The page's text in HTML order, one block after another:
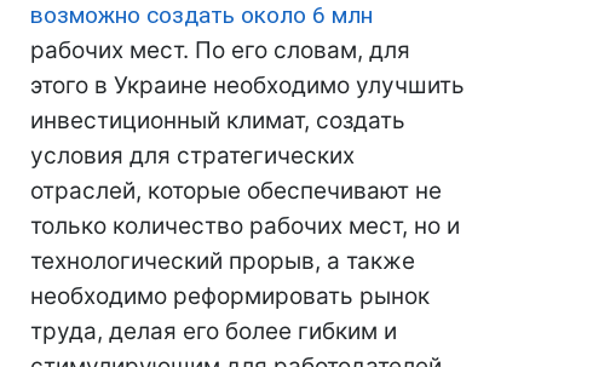
возможно создать около 6 млн
рабочих мест. По его словам, для
этого в Украине необходимо улучшить
инвестиционный климат, создать
условия для стратегических
отраслей, которые обеспечивают не
только количество рабочих мест, но и
технологический прорыв, а также
необходимо реформировать рынок
труда, делая его более гибким и